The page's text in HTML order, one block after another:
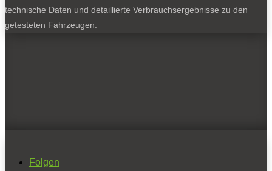
technische Daten und detaillierte Verbrauchsergebnisse zu den
getesteten Fahrzeugen.
Folgen